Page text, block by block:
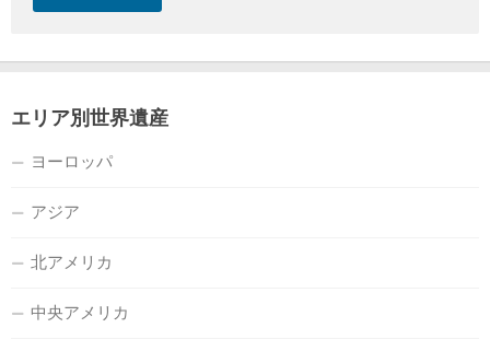
エリア別世界遺産
ヨーロッパ
アジア
北アメリカ
中央アメリカ